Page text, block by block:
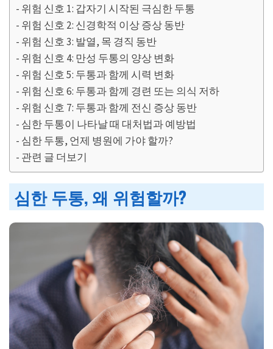
위험 신호 1: 갑자기 시작된 극심한 두통
위험 신호 2: 신경학적 이상 증상 동반
위험 신호 3: 발열, 목 경직 동반
위험 신호 4: 만성 두통의 양상 변화
위험 신호 5: 두통과 함께 시력 변화
위험 신호 6: 두통과 함께 경련 또는 의식 저하
위험 신호 7: 두통과 함께 전신 증상 동반
심한 두통이 나타날 때 대처법과 예방법
심한 두통, 언제 병원에 가야 할까?
관련 글 더보기
심한 두통, 왜 위험할까?